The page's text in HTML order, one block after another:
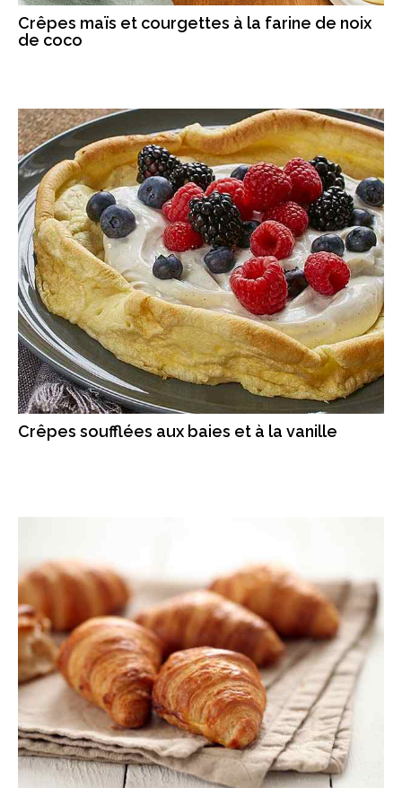
Crêpes maïs et courgettes à la farine de noix
de coco
Crêpes soufflées aux baies et à la vanille